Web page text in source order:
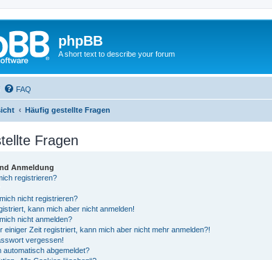
phpBB
A short text to describe your forum
FAQ
Häufig gestellte Fragen
Fragen
Anmeldung
registrieren?
nicht registrieren?
kann mich aber nicht anmelden!
nicht anmelden?
einiger Zeit registriert, kann mich aber nicht mehr anmelden?!
vergessen!
automatisch abgemeldet?